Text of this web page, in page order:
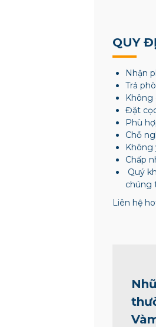
QUY
Nhận
Trả
Đặt
Phù
Chỗ
Không
Chấp
Quý
chúng
Liên hệ